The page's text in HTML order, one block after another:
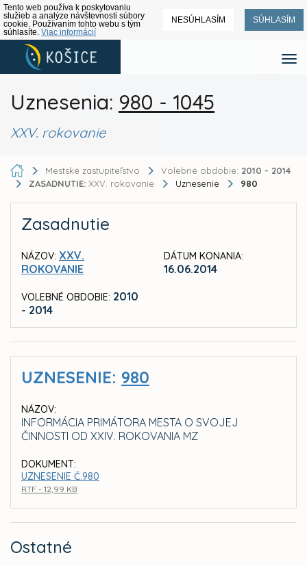
Tento web používa k poskytovaniu
služieb a analýze návštevnosti súbory
cookie. Používaním tohto webu s tým
súhlasíte. Viac informácií
NESÚHLASÍM SÚHLASÍM
Uznesenia: 980 - 1045
XXV. rokovanie
Mestské zastupiteľstvo Volebné obdobie: 2010 - 2014
ZASADNUTIE: XXV. rokovanie Uznesenie 980
Zasadnutie
NÁZOV: XXV.
ROKOVANIE
VOLEBNÉ OBDOBIE: 2010
- 2014
DÁTUM KONANIA:
16.06.2014
UZNESENIE: 980
NÁZOV:
INFORMÁCIA PRIMÁTORA MESTA O SVOJEJ
ČINNOSTI OD XXIV. ROKOVANIA MZ
DOKUMENT:
UZNESENIE Č.980
RTF - 12,99 KB
Ostatné